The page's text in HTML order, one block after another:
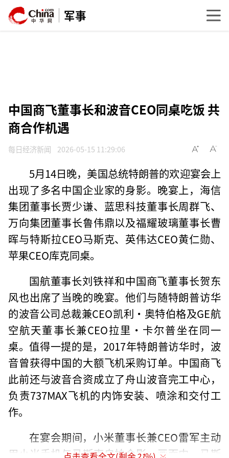
军事
中国商飞董事长和波音CEO同桌吃饭 共
商合作机遇
每日经济新闻 2026-05-15 11:29:06
5月14日晚，美国总统特朗普的欢迎宴会上
出现了多名中国企业家的身影。晚宴上，海信
集团董事长贾少谦、蓝思科技董事长周群飞、
万向集团董事长鲁伟鼎以及福耀玻璃董事长曹
晖与特斯拉CEO马斯克、英伟达CEO黄仁勋、
苹果CEO库克同桌。
国航董事长刘铁祥和中国商飞董事长贺东
风也出席了当晚的晚宴。他们与随特朗普访华
的波音公司总裁兼CEO凯利·奥特伯格及GE航
空航天董事长兼CEO拉里·卡尔普坐在同一
桌。值得一提的是，2017年特朗普访华时，波
音曾获得中国的大额飞机采购订单。中国商飞
此前还与波音合资成立了舟山波音完工中心，
负责737MAX飞机的内饰安装、喷涂和交付工
作。
在宴会期间，小米董事长兼CEO雷军主动
用小米手机与马斯克自拍合影。画面中，马斯